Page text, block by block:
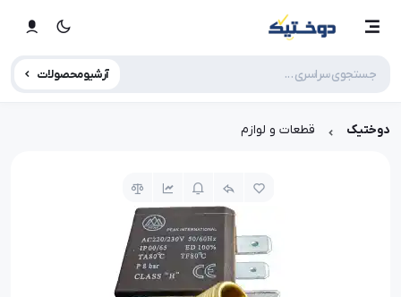
آرشیو محصولات
دوختیک قطعات و لوازم